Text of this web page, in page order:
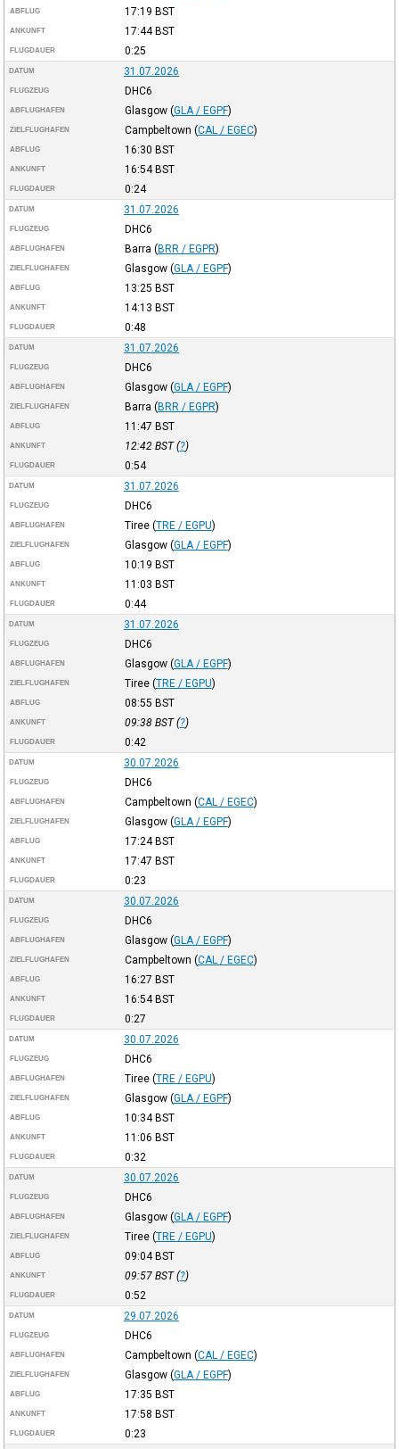
ABFLUG 17:19 BST
ANKUNFT 17:44 BST
FLUGDAUER 0:25
DATUM 31.07.2026
FLUGZEUG DHC6
ABFLUGHAFEN Glasgow (GLA / EGPF)
ZIELFLUGHAFEN Campbeltown (CAL / EGEC)
ABFLUG 16:30 BST
ANKUNFT 16:54 BST
FLUGDAUER 0:24
DATUM 31.07.2026
FLUGZEUG DHC6
ABFLUGHAFEN Barra (BRR / EGPR)
ZIELFLUGHAFEN Glasgow (GLA / EGPF)
ABFLUG 13:25 BST
ANKUNFT 14:13 BST
FLUGDAUER 0:48
DATUM 31.07.2026
FLUGZEUG DHC6
ABFLUGHAFEN Glasgow (GLA / EGPF)
ZIELFLUGHAFEN Barra (BRR / EGPR)
ABFLUG 11:47 BST
ANKUNFT 12:42 BST(?)
FLUGDAUER 0:54
DATUM 31.07.2026
FLUGZEUG DHC6
ABFLUGHAFEN Tiree (TRE / EGPU)
ZIELFLUGHAFEN Glasgow (GLA / EGPF)
ABFLUG 10:19 BST
ANKUNFT 11:03 BST
FLUGDAUER 0:44
DATUM 31.07.2026
FLUGZEUG DHC6
ABFLUGHAFEN Glasgow (GLA / EGPF)
ZIELFLUGHAFEN Tiree (TRE / EGPU)
ABFLUG 08:55 BST
ANKUNFT 09:38 BST(?)
FLUGDAUER 0:42
DATUM 30.07.2026
FLUGZEUG DHC6
ABFLUGHAFEN Campbeltown (CAL / EGEC)
ZIELFLUGHAFEN Glasgow (GLA / EGPF)
ABFLUG 17:24 BST
ANKUNFT 17:47 BST
FLUGDAUER 0:23
DATUM 30.07.2026
FLUGZEUG DHC6
ABFLUGHAFEN Glasgow (GLA / EGPF)
ZIELFLUGHAFEN Campbeltown (CAL / EGEC)
ABFLUG 16:27 BST
ANKUNFT 16:54 BST
FLUGDAUER 0:27
DATUM 30.07.2026
FLUGZEUG DHC6
ABFLUGHAFEN Tiree (TRE / EGPU)
ZIELFLUGHAFEN Glasgow (GLA / EGPF)
ABFLUG 10:34 BST
ANKUNFT 11:06 BST
FLUGDAUER 0:32
DATUM 30.07.2026
FLUGZEUG DHC6
ABFLUGHAFEN Glasgow (GLA / EGPF)
ZIELFLUGHAFEN Tiree (TRE / EGPU)
ABFLUG 09:04 BST
ANKUNFT 09:57 BST(?)
FLUGDAUER 0:52
DATUM 29.07.2026
FLUGZEUG DHC6
ABFLUGHAFEN Campbeltown (CAL / EGEC)
ZIELFLUGHAFEN Glasgow (GLA / EGPF)
ABFLUG 17:35 BST
ANKUNFT 17:58 BST
FLUGDAUER
0:23